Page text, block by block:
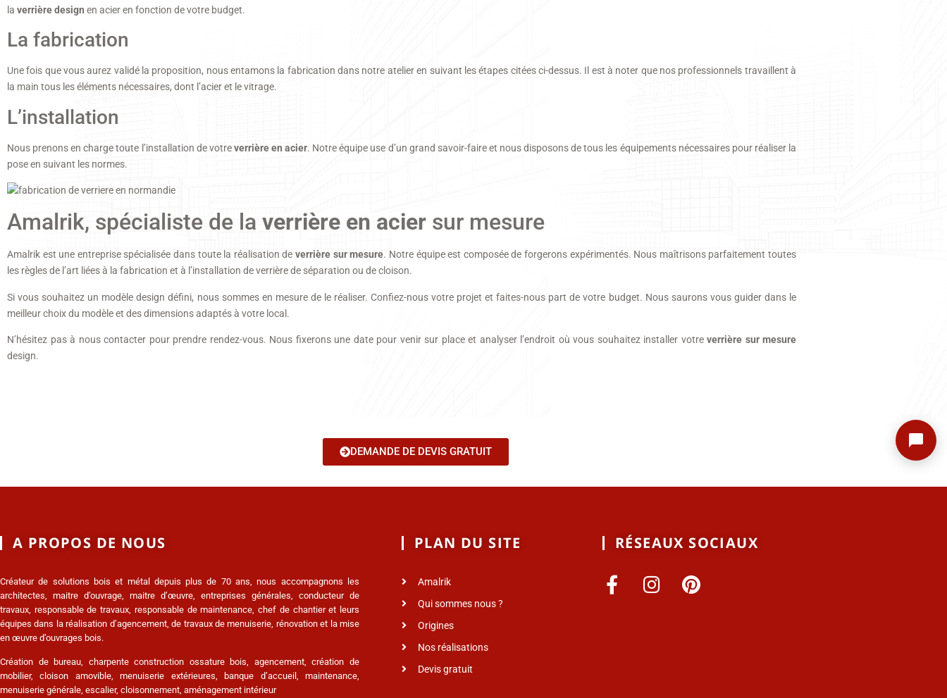
la verrière design en acier en fonction de votre budget.
La fabrication
Une fois que vous aurez validé la proposition, nous entamons la fabrication dans notre atelier en suivant les étapes citées ci-dessus. Il est à noter que nos professionnels travaillent à
la main tous les éléments nécessaires, dont l’acier et le vitrage.
L’installation
Nous prenons en charge toute l’installation de votreverrière en acier. Notre équipe use d’un grand savoir-faire et nous disposons de tous les équipements nécessaires pour réaliser la
pose en suivant les normes.
Amalrik, spécialiste de la verrière en acier sur mesure
Amalrik est une entreprise spécialisée dans toute la réalisation deverrière sur mesure. Notre équipe est composée de forgerons expérimentés. Nous maîtrisons parfaitement toutes
les règles de l’art liées à la fabrication et à l’installation de verrière de séparation ou de cloison.
Si vous souhaitez un modèle design défini, nous sommes en mesure de le réaliser. Confiez-nous votre projet et faites-nous part de votre budget. Nous saurons vous guider dans le
meilleur choix du modèle et des dimensions adaptés à votre local.
N’hésitez pas à nous contacter pour prendre rendez-vous. Nous fixerons une date pour venir sur place et analyser l’endroit où vous souhaitez installer votre verrière sur mesure
design.
DEMANDE DE DEVIS GRATUIT
A PROPOS DE NOUS
Créateur de solutions bois et métal depuis plus de 70 ans, nous accompagnons les
architectes, maitre d’ouvrage, maitre d’œuvre, entreprises générales, conducteur de
travaux, responsable de travaux, responsable de maintenance, chef de chantier et leurs
équipes dans la réalisation d’agencement, de travaux de menuiserie, rénovation et la mise
en œuvre d’ouvrages bois.
Création de bureau, charpente construction ossature bois, agencement, création de
mobilier, cloison amovible, menuiserie extérieures, banque d’accueil, maintenance,
menuiserie générale, escalier, cloisonnement, aménagement intérieur
PLAN DU SITE
Amalrik
Qui sommes nous ?
Origines
Nos réalisations
Devis gratuit
RÉSEAUX SOCIAUX